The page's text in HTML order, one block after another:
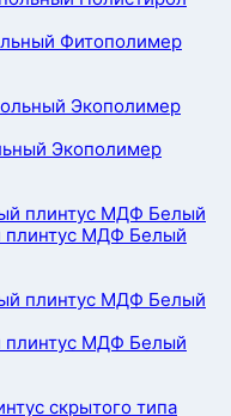
Фитополимер
Экополимер
плинтус МДФ Белый
плинтус МДФ Белый